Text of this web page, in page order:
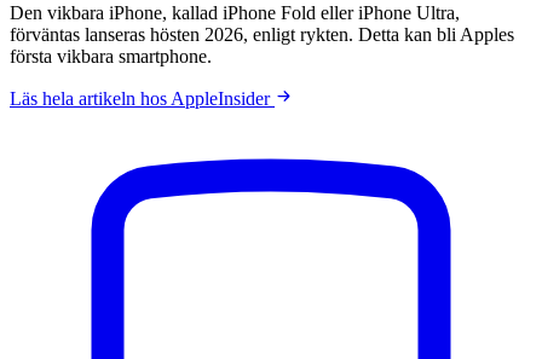
Den vikbara iPhone, kallad iPhone Fold eller iPhone Ultra,
förväntas lanseras hösten 2026, enligt rykten. Detta kan bli Apples
första vikbara smartphone.
Läs hela artikeln hos AppleInsider